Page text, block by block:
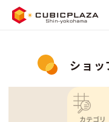
ショ
カテゴリ